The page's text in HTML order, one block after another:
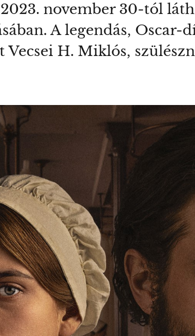
november 30-tól
A legendás,
H. Miklós,